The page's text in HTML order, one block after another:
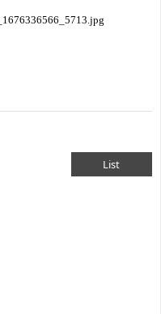
List